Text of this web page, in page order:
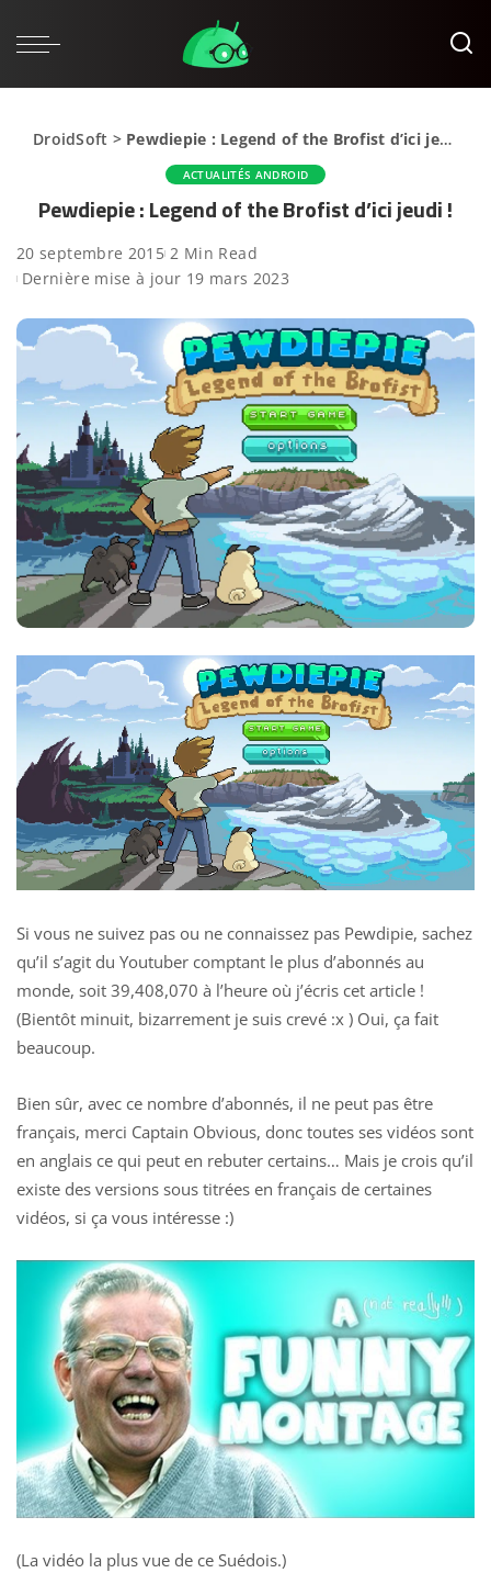
DroidSoft > Pewdiepie : Legend of the Brofist d’ici jeudi !
ACTUALITÉS ANDROID
Pewdiepie : Legend of the Brofist d’ici jeudi !
20 septembre 2015 2 Min Read
Dernière mise à jour 19 mars 2023
Si vous ne suivez pas ou ne connaissez pas Pewdipie, sachez
qu’il s’agit du Youtuber comptant le plus d’abonnés au
monde, soit 39,408,070 à l’heure où j’écris cet article !
(Bientôt minuit, bizarrement je suis crevé :x ) Oui, ça fait
beaucoup.
Bien sûr, avec ce nombre d’abonnés, il ne peut pas être
français, merci Captain Obvious, donc toutes ses vidéos sont
en anglais ce qui peut en rebuter certains… Mais je crois qu’il
existe des versions sous titrées en français de certaines
vidéos, si ça vous intéresse :)
(La vidéo la plus vue de ce Suédois.)